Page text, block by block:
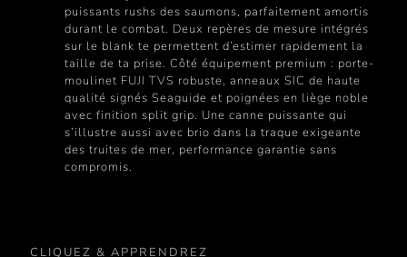
puissants rushs des saumons, parfaitement amortis
durant le combat. Deux repères de mesure intégrés
sur le blank te permettent d’estimer rapidement la
taille de ta prise. Côté équipement premium : porte-
moulinet FUJI TVS robuste, anneaux SIC de haute
qualité signés Seaguide et poignées en liège noble
avec finition split grip. Une canne puissante qui
s’illustre aussi avec brio dans la traque exigeante
des truites de mer, performance garantie sans
compromis.
CLIQUEZ & APPRENDREZ